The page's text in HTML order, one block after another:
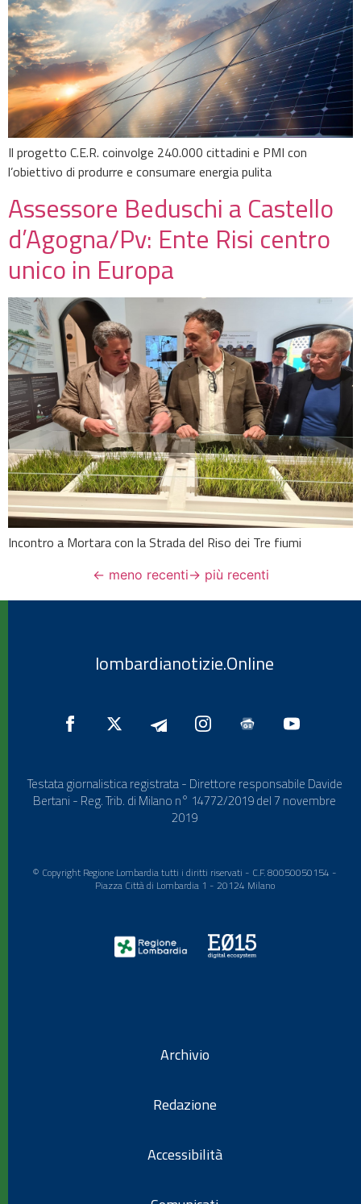
Il progetto C.E.R. coinvolge 240.000 cittadini e PMI con
l’obiettivo di produrre e consumare energia pulita
Assessore Beduschi a Castello
d’Agogna/Pv: Ente Risi centro
unico in Europa
Incontro a Mortara con la Strada del Riso dei Tre fiumi
← meno recenti→ più recenti
lombardianotizie.Online
Testata giornalistica registrata - Direttore responsabile Davide
Bertani - Reg. Trib. di Milano n° 14772/2019 del 7 novembre
2019
© Copyright Regione Lombardia tutti i diritti riservati - C.F. 80050050154 -
Piazza Città di Lombardia 1 - 20124 Milano
Archivio
Redazione
Accessibilità